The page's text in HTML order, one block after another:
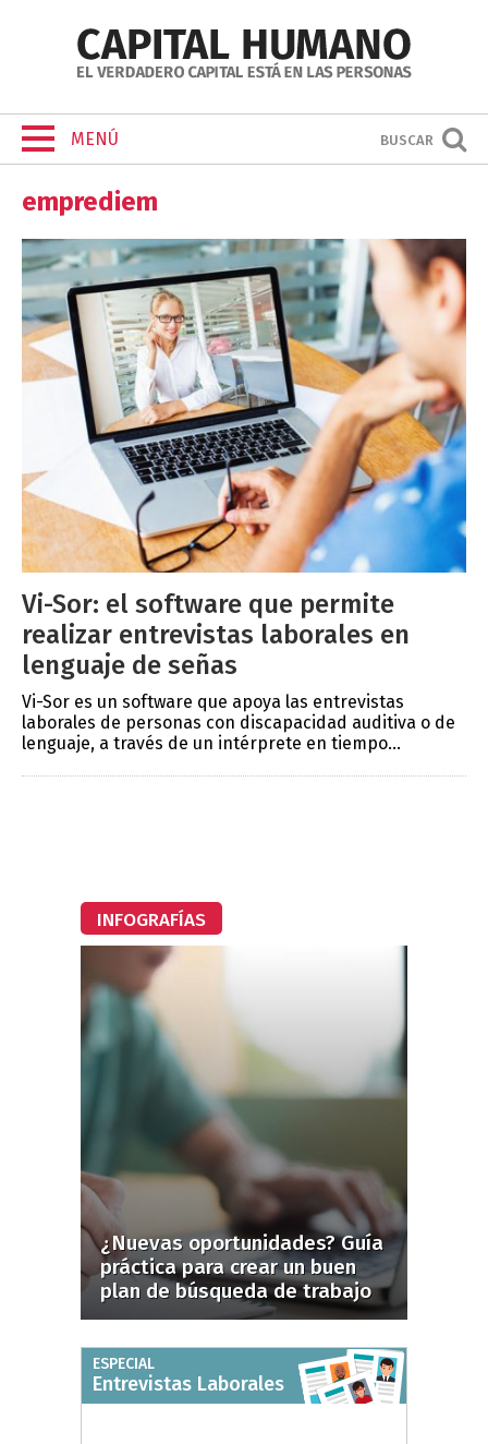
MENÚ BUSCAR
emprediem
Vi-Sor: el software que permite
realizar entrevistas laborales en
lenguaje de señas
Vi-Sor es un software que apoya las entrevistas
laborales de personas con discapacidad auditiva o de
lenguaje, a través de un intérprete en tiempo...
INFOGRAFÍAS
¿Nuevas oportunidades? Guía
práctica para crear un buen
plan de búsqueda de trabajo
ESPECIAL
Entrevistas Laborales